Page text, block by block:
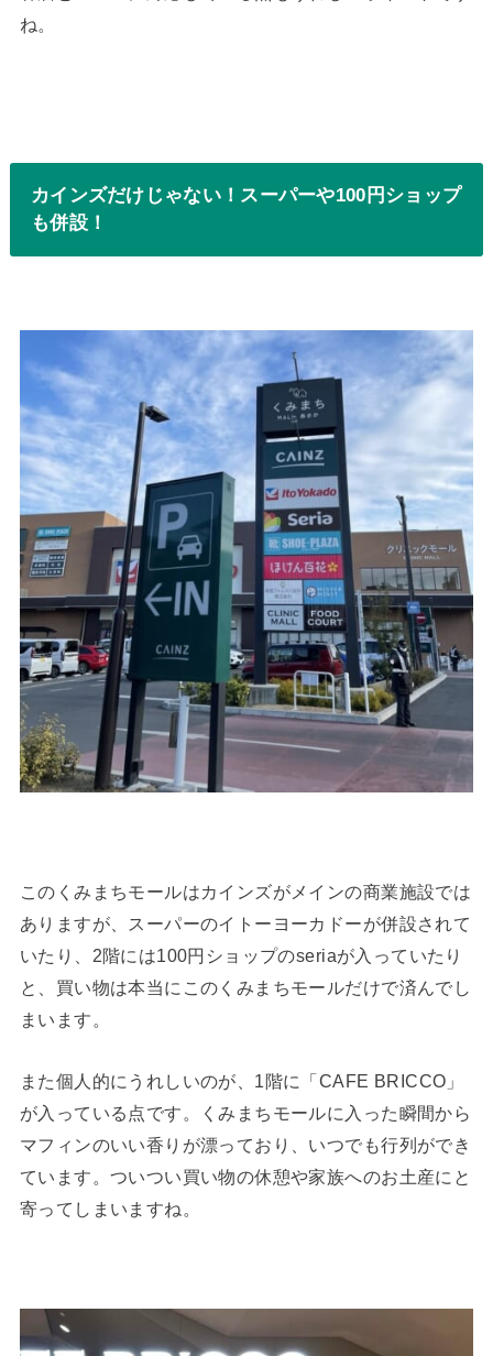
ね。
カインズだけじゃない！スーパーや100円ショップ
も併設！
このくみまちモールはカインズがメインの商業施設では
ありますが、スーパーのイトーヨーカドーが併設されて
いたり、2階には100円ショップのseriaが入っていたり
と、買い物は本当にこのくみまちモールだけで済んでし
まいます。
また個人的にうれしいのが、1階に「CAFE BRICCO」
が入っている点です。くみまちモールに入った瞬間から
マフィンのいい香りが漂っており、いつでも行列ができ
ています。ついつい買い物の休憩や家族へのお土産にと
寄ってしまいますね。